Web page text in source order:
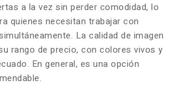
a la vez sin perder comodidad, lo
quienes necesitan trabajar con
La calidad de imagen
rango de precio, con colores vivos y
En general, es una opción